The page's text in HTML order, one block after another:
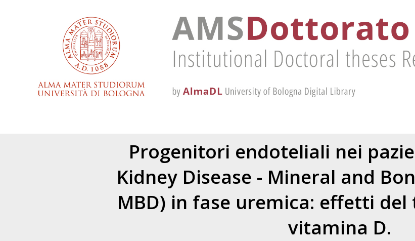
Progenitori endoteliali nei
Kidney Disease - Mineral and
MBD) in fase uremica: effetti
vitamina D.